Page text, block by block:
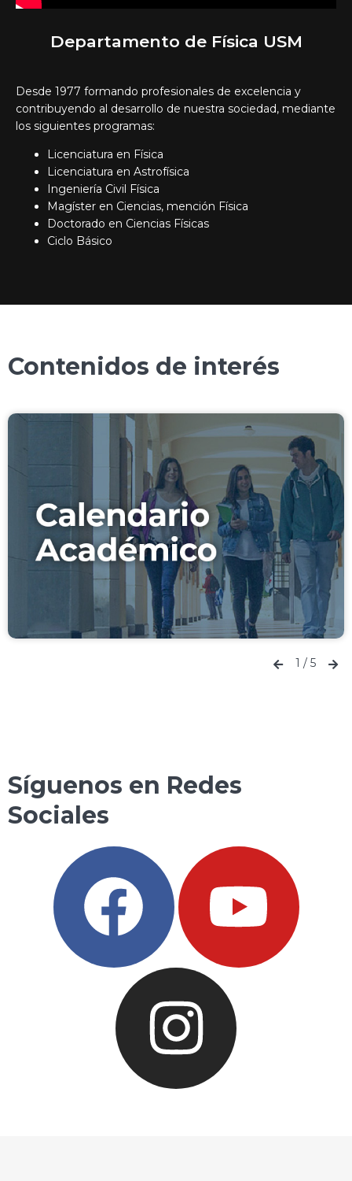
Departamento de Física USM
Desde 1977 formando profesionales de excelencia y
contribuyendo al desarrollo de nuestra sociedad, mediante
los siguientes programas:
Licenciatura en Física
Licenciatura en Astrofísica
Ingeniería Civil Física
Magíster en Ciencias, mención Física
Doctorado en Ciencias Físicas
Ciclo Básico
Contenidos de interés
1 / 5
Síguenos en Redes
Sociales